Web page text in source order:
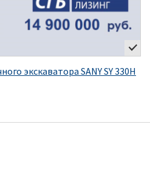
экскаватора SANY SY 330H